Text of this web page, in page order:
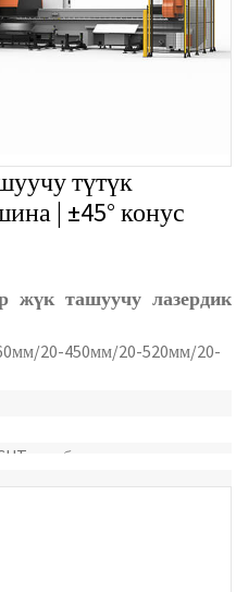
түтүк
| ±45° конус
жүк ташуучу лазердик
20-450мм/20-520мм/20-
автобус контроллери
TubesT